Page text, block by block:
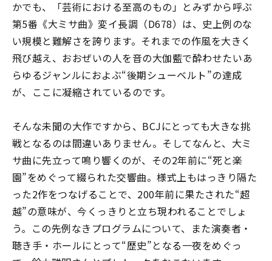
かでも、「芸術における至高のもの」とみずから呼ぶ
第5番《大ミサ曲》変イ長調（D678）は、史上例のな
い規模と難解さを誇ります。それまでの作風を大きく
飛び越え、おおぜいの人を音の大伽藍で酔わせたい――あ
らゆるジャンルにおよぶ“後期シューベルト”の達成
が、ここに凝縮されているのです。
そんな未聞の大作ですから、BCJにとっても大きな挑
戦となるのは間違いありません。そしてなんと、大ミ
サ曲に先立って鳴り響くのが、その2年前に“死と楽
園”をめぐって綴られた交響曲。様式上もはっきり隔た
った2作をつなげることで、200年前に果たされた“超
越”の意味が、今くっきりと立ち現われることでしょ
う。この先例なきプログラムについて、また演奏者・
聴き手・ホールにとって“歴史”となる一夜をめぐっ